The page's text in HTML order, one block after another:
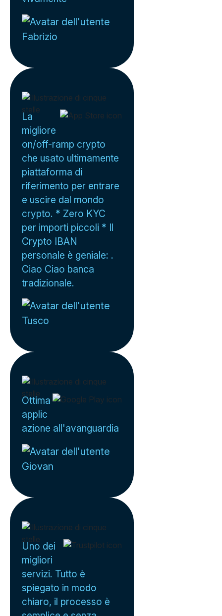
Fabrizio
La
migliore
on/off-ramp crypto
che usato ultimamente
piattaforma di
riferimento per entrare
e uscire dal mondo
crypto. * Zero KYC
per importi piccoli * Il
Crypto IBAN
personale è geniale: .
Ciao Ciao banca
tradizionale.
Tusco
Ottima
applic
azione all'avanguardia
Giovan
Uno dei
migliori
servizi. Tutto è
spiegato in modo
chiaro, il processo è